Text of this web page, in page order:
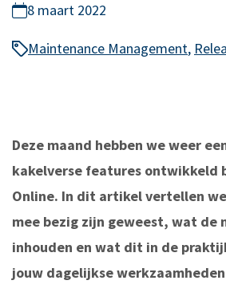
8 maart 2022
Maintenance Management,
Deze maand hebben we weer
kakelverse features ontwikkeld
Online. In dit artikel vertellen
mee bezig zijn geweest, wat de
inhouden en wat dit in de
jouw dagelijkse